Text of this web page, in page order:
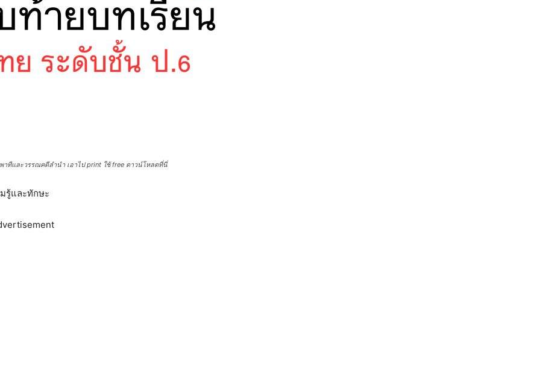
ทีและวรรณคดีลำนำ เอาไป print ใช้ free ดาวน์โหลดที่นี่
รู้และทักษะ